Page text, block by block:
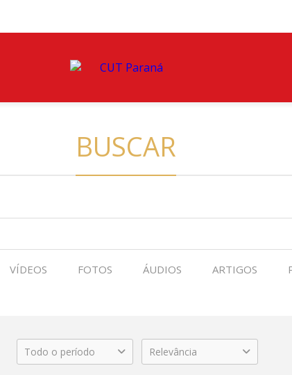
BUSCAR
VÍDEOS FOTOS ÁUDIOS ARTIGOS
Todo o período Relevância